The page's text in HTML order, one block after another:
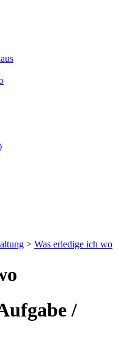
> Was erledige ich wo
/